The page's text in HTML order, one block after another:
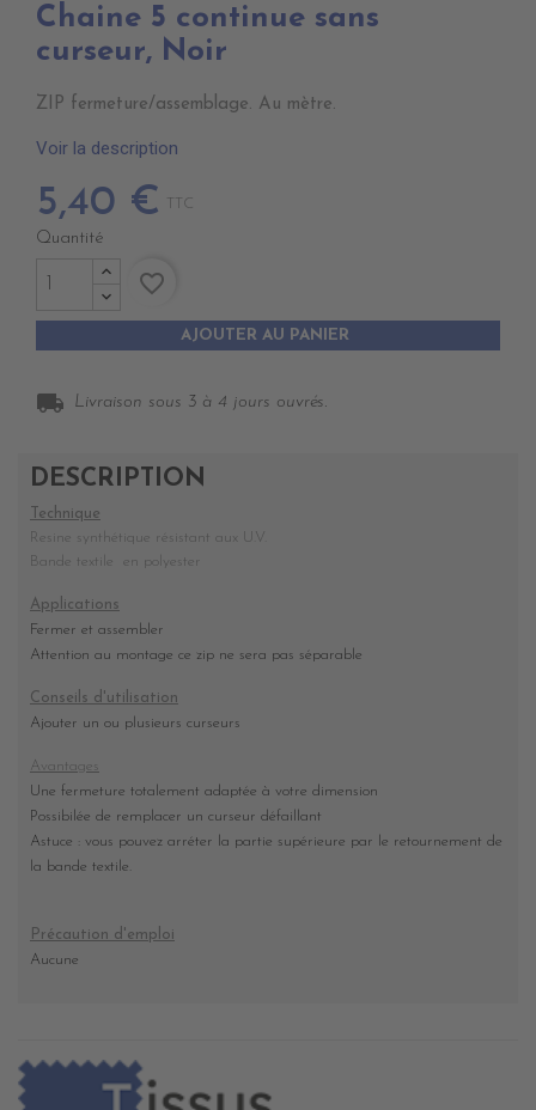
Chaine 5 continue sans
curseur, Noir
ZIP fermeture/assemblage. Au mètre.
Voir la description
5,40 € TTC
Quantité
AJOUTER AU PANIER
favorite_border
local_shipping Livraison sous 3 à 4 jours ouvrés.
DESCRIPTION
Technique
Resine synthétique résistant aux U.V.
Bande textile en polyester
Applications
Fermer et assembler
Attention au montage ce zip ne sera pas séparable
Conseils d'utilisation
Ajouter un ou plusieurs curseurs
Avantages
Une fermeture totalement adaptée à votre dimension
Possibilée de remplacer un curseur défaillant
Astuce : vous pouvez arréter la partie supérieure par le retournement de
la bande textile.
Précaution d'emploi
Aucune